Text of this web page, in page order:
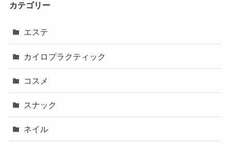
カテゴリー
エステ
カイロプラクティック
コスメ
スナック
ネイル